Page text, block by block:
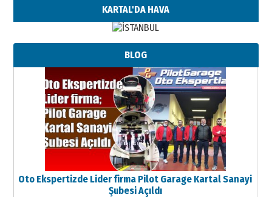
KARTAL'DA HAVA
BLOG
Oto Ekspertizde Lider firma Pilot Garage Kartal Sanayi
Şubesi Açıldı